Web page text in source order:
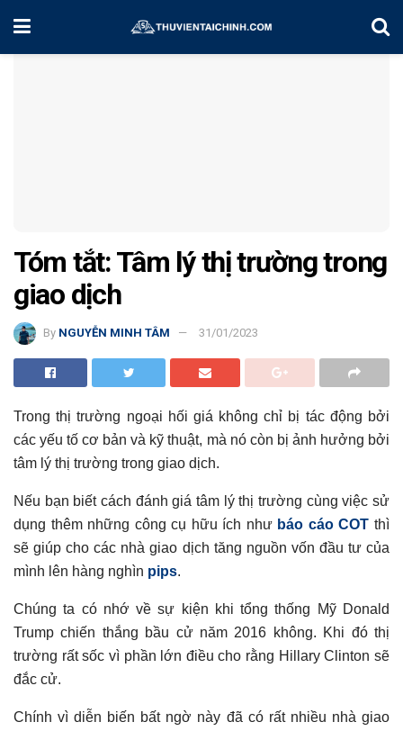
Home
Tóm tắt: Tâm lý thị trường trong
giao dịch
By NGUYỄN MINH TÂM 31/01/2023
Trong thị trường ngoại hối giá không chỉ bị tác động bởi
các yếu tố cơ bản và kỹ thuật, mà nó còn bị ảnh hưởng bởi
tâm lý thị trường trong giao dịch.
Nếu bạn biết cách đánh giá tâm lý thị trường cùng việc sử
dụng thêm những công cụ hữu ích như báo cáo COT thì
sẽ giúp cho các nhà giao dịch tăng nguồn vốn đầu tư của
mình lên hàng nghìn pips.
Chúng ta có nhớ về sự kiện khi tổng thống Mỹ Donald
Trump chiến thắng bầu cử năm 2016 không. Khi đó thị
trường rất sốc vì phần lớn điều cho rằng Hillary Clinton sẽ
đắc cử.
Chính vì diễn biến bất ngờ này đã có rất nhiều nhà giao